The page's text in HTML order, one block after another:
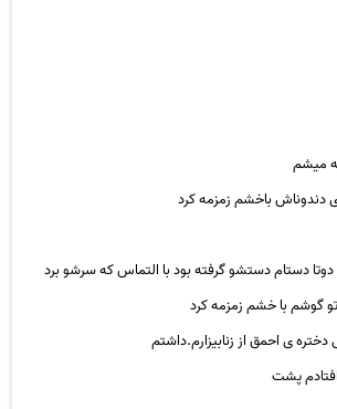
میشم
دندوناش باخشم زمزمه کرد
دستام دستشو گرفته بود با التماس که سرشو برد
گوشم با خشم زمزمه کرد
ی احمق از زنابیزارم.داشتم
پشت